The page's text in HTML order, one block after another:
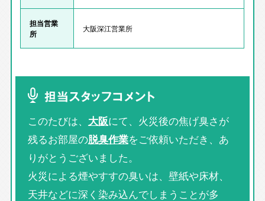
担当営業
所
大阪深江営業所
担当スタッフコメント
このたびは、 大阪にて、火災後の焦げ臭さが
残るお部屋の脱臭作業をご依頼いただき、あ
りがとうございました。
火災による煙やすすの臭いは、壁紙や床材、
天井などに深く染み込んでしまうことが多